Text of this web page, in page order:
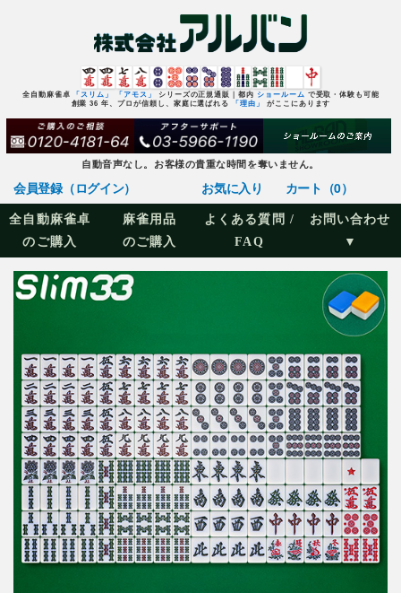
全自動麻雀卓 「スリム」 「アモス」 シリーズの正規通販｜都内 ショールーム で受取・体験も可能
創業 36 年、プロが信頼し、家庭に選ばれる 「理由」 がここにあります
自動音声なし。お客様の貴重な時間を奪いません。
会員登録（ログイン） お気に入り カート（0）
全自動麻雀卓
のご購入
麻雀用品
のご購入
よくある質問 /
FAQ
お問い合わせ
▼